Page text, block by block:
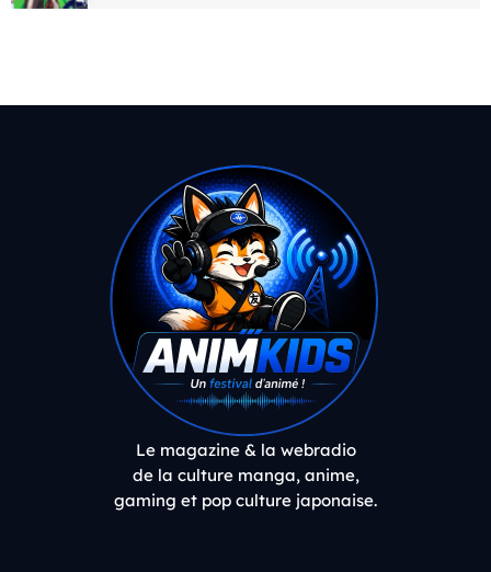
Le magazine & la webradio
de la culture manga, anime,
gaming et pop culture japonaise.